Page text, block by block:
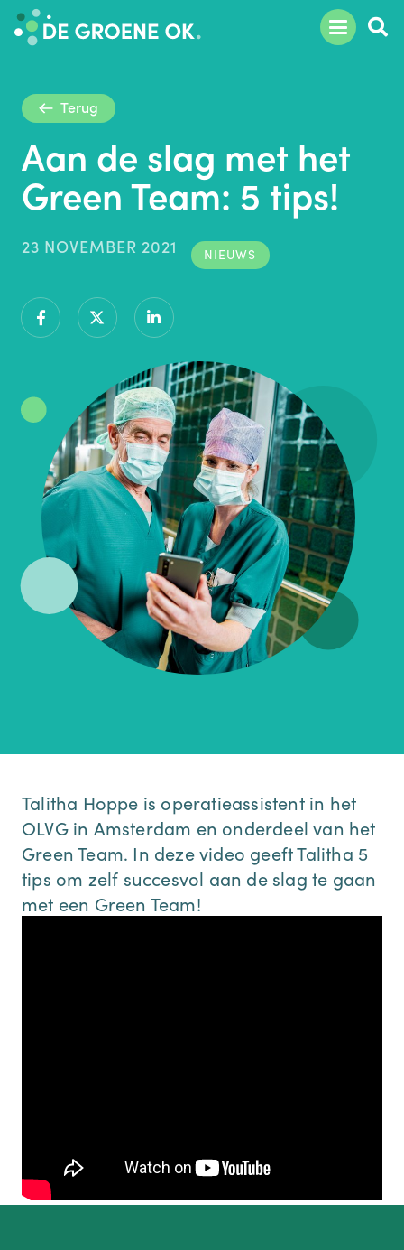
Terug
Aan de slag met het
Green Team: 5 tips!
23 NOVEMBER 2021 NIEUWS
Talitha Hoppe is operatieassistent in het
OLVG in Amsterdam en onderdeel van het
Green Team. In deze video geeft Talitha 5
tips om zelf succesvol aan de slag te gaan
met een Green Team!